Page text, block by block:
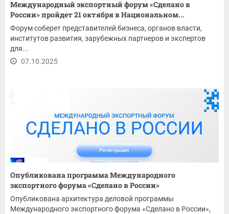
Международный экспортный форум «Сделано в
России» пройдет 21 октября в Национальном...
Форум соберет представителей бизнеса, органов власти,
институтов развития, зарубежных партнеров и экспертов
для...
07.10.2025
Опубликована программа Международного
экспортного форума «Сделано в России»
Опубликована архитектура деловой программы
Международного экспортного форума «Сделано в России»,